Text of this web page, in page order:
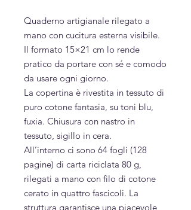
Quaderno artigianale rilegato a
mano con cucitura esterna visibile.
Il formato 15×21 cm lo rende
pratico da portare con sé e comodo
da usare ogni giorno.
La copertina è rivestita in tessuto di
puro cotone fantasia, su toni blu,
fuxia. Chiusura con nastro in
tessuto, sigillo in cera.
All’interno ci sono 64 fogli (128
pagine) di carta riciclata 80 g,
rilegati a mano con filo di cotone
cerato in quattro fascicoli. La
struttura garantisce una piacevole